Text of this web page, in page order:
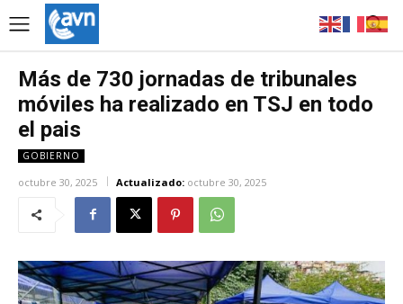
Más de 730 jornadas de tribunales
móviles ha realizado en TSJ en todo
el pais
GOBIERNO
octubre 30, 2025 Actualizado: octubre 30, 2025